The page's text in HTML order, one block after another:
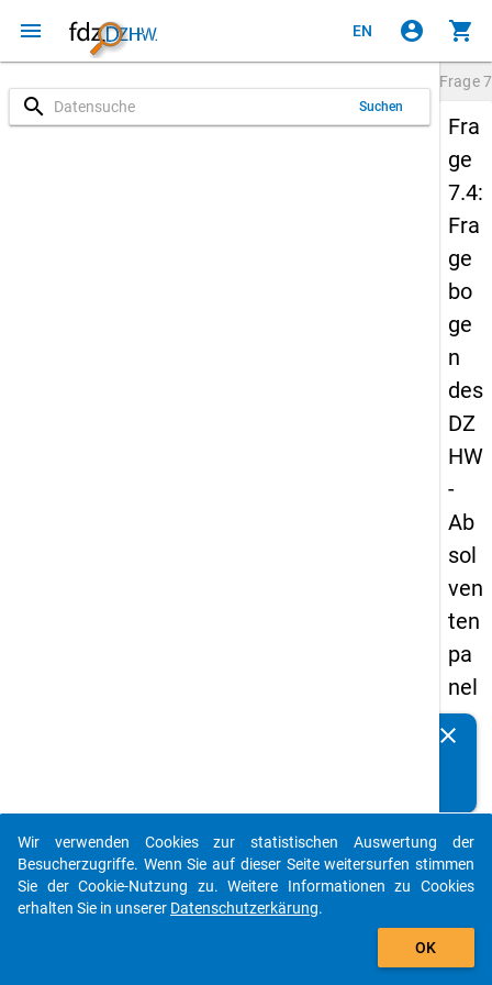
menu EN account_circle shopping_cart
search Suchen
Frage
Fra
ge
7.4:
Fra
ge
bo
ge
n
des
DZ
HW
-
Ab
sol
ven
ten
pa
nel
s
-
zw
eit
clear
auto_stories
add_shopping_cart
Wir verwenden Cookies zur statistischen Auswertung der
Besucherzugriffe. Wenn Sie auf dieser Seite weitersurfen stimmen
Sie der Cookie-Nutzung zu. Weitere Informationen zu Cookies
erhalten Sie in unserer Datenschutzerkärung.
OK